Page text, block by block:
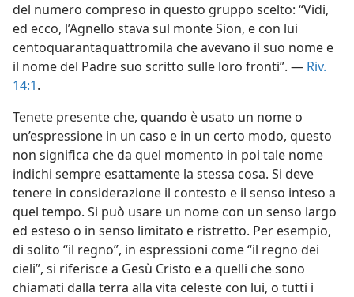
del numero compreso in questo gruppo scelto: “Vidi,
ed ecco, l’Agnello stava sul monte Sion, e con lui
centoquarantaquattromila che avevano il suo nome e
il nome del Padre suo scritto sulle loro fronti”. — Riv.
14:1.
Tenete presente che, quando è usato un nome o
un’espressione in un caso e in un certo modo, questo
non significa che da quel momento in poi tale nome
indichi sempre esattamente la stessa cosa. Si deve
tenere in considerazione il contesto e il senso inteso a
quel tempo. Si può usare un nome con un senso largo
ed esteso o in senso limitato e ristretto. Per esempio,
di solito “il regno”, in espressioni come “il regno dei
cieli”, si riferisce a Gesù Cristo e a quelli che sono
chiamati dalla terra alla vita celeste con lui, o tutti i